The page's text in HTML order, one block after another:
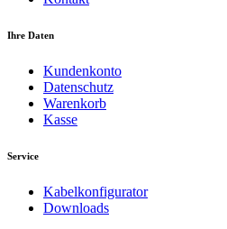
Ihre Daten
Kundenkonto
Datenschutz
Warenkorb
Kasse
Service
Kabelkonfigurator
Downloads